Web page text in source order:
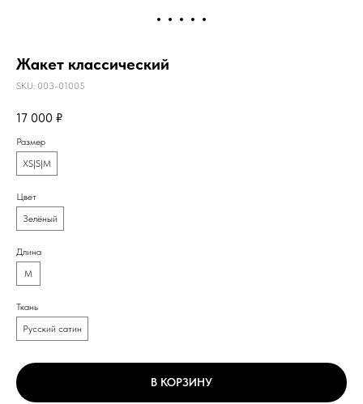
Жакет классический
SKU: 003-01005
17 000 ₽
Размер
XS|S|M
Цвет
Зелёный
Длина
M
Ткань
Русский сатин
В КОРЗИНУ